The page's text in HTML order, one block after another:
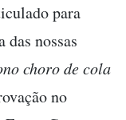
para
nossas
choro de cola
no